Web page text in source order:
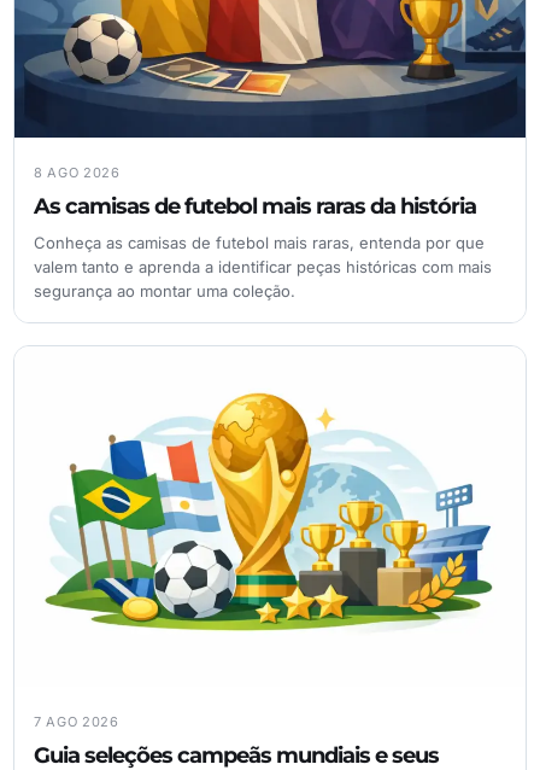
8 AGO 2026
As camisas de futebol mais raras da história
Conheça as camisas de futebol mais raras, entenda por que
valem tanto e aprenda a identificar peças históricas com mais
segurança ao montar uma coleção.
7 AGO 2026
Guia seleções campeãs mundiais e seus